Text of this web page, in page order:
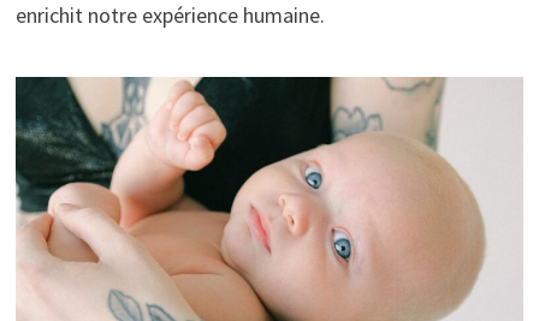
enrichit notre expérience humaine.